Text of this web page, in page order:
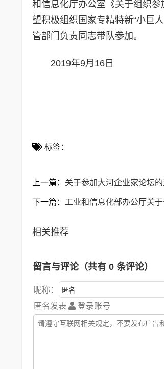
和信息化厅办公室《关于组织参
望积极组织国家专精特新“小巨
管部门负责同志带队参加。
2019年9月16日
标签：
上一篇： 关于参加大河企业家论坛的
下一篇： 工业和信息化部办公厅关
相关推荐
留言与评论（共有 0 条评论）
昵称：
匿名发表
登录账号